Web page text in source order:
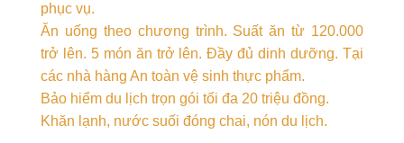
phục vụ.
Ăn uống theo chương trình. Suất ăn từ 120.000
trở lên. 5 món ăn trở lên. Đầy đủ dinh dưỡng. Tại
các nhà hàng An toàn vệ sinh thực phẩm.
Bảo hiểm du lịch trọn gói tối đa 20 triệu đồng.
Khăn lạnh, nước suối đóng chai, nón du lịch.